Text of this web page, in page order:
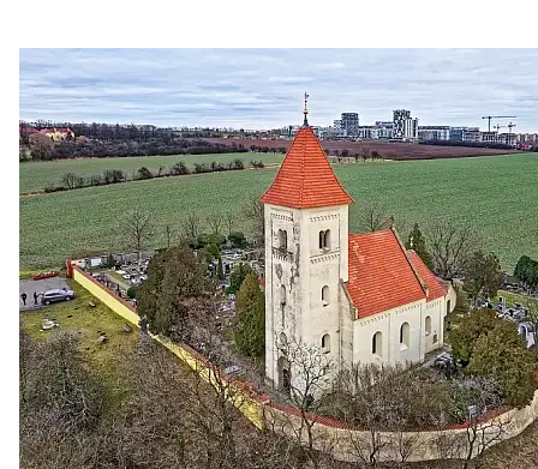
Zastanem se 03. 08. 2026
Politika • Volební seriál #02: Nová výstavba v jihozápadním
městě
Jakými nástroji navrhujete vstupovat z pozice ÚMČ Praha
13 do procesů developerské výstavby např. v lokalitě
Třebonice a Chaby, kterou umožňuje nově schválený
Metropolitn...